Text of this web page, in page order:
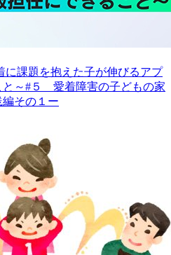
に課題を抱えた子が伸びるアプ
と～#５ 愛着障害の子どもの家
その１ー